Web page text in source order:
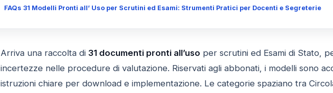
FAQs 31 Modelli Pronti all’ Uso per Scrutini ed Esami: Strumenti Pratici per Docenti e Segreterie
Arriva una raccolta di 31 documenti pronti all’uso per scrutini ed Esami di Stato,
incertezze nelle procedure di valutazione. Riservati agli abbonati, i modelli sono
istruzioni chiare per download e implementazione. Le categorie spaziano tra